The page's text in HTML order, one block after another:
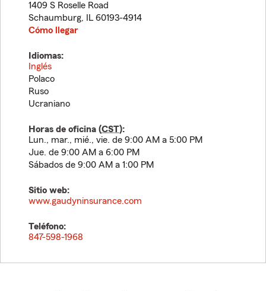
1409 S Roselle Road
Schaumburg, IL 60193-4914
Cómo llegar
Idiomas:
Inglés
Polaco
Ruso
Ucraniano
Horas de oficina (CST):
Lun., mar., mié., vie. de 9:00 AM a 5:00 PM
Jue. de 9:00 AM a 6:00 PM
Sábados de 9:00 AM a 1:00 PM
Sitio web:
www.gaudyninsurance.com
Teléfono:
847-598-1968